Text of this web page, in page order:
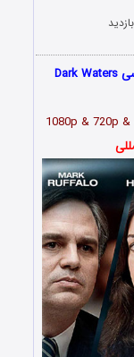
دانلود فیلم سینمایی آب‌ های تیره با دوبله فارسی Dark Waters